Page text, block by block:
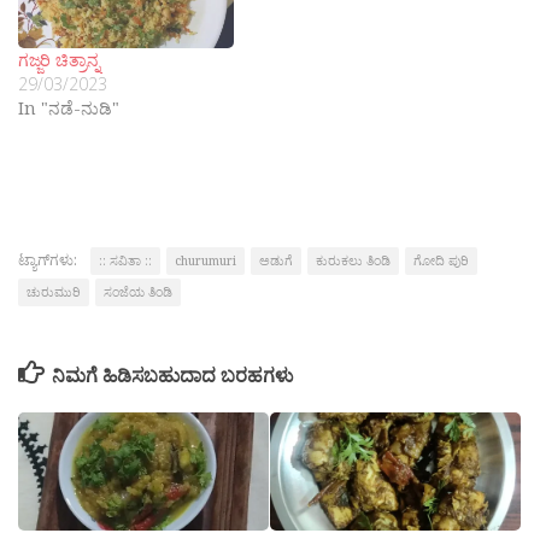
ಗಜ್ಜರಿ ಚಿತ್ರಾನ್ನ
29/03/2023
In "ನಡೆ-ನುಡಿ"
ಟ್ಯಾಗ್‌ಗಳು: :: ಸವಿತಾ :: churumuri ಅಡುಗೆ ಕುರುಕಲು ತಿಂಡಿ
ಗೋದಿ ಪುರಿ
ಚುರುಮುರಿ
ಸಂಜೆಯ ತಿಂಡಿ
ನಿಮಗೆ ಹಿಡಿಸಬಹುದಾದ ಬರಹಗಳು